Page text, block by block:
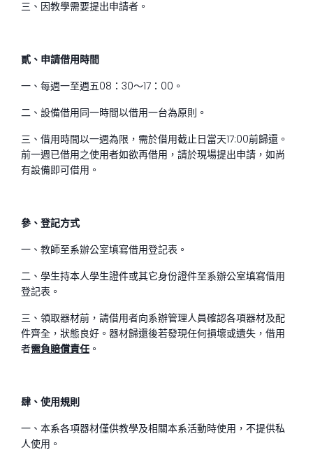
三、因教學需要提出申請者。
貳、申請借用時間
一、每週一至週五08：30～17：00。
二、設備借用同一時間以借用一台為原則。
三、借用時間以一週為限，需於借用截止日當天17:00前歸還。
前一週已借用之使用者如欲再借用，請於現場提出申請，如尚
有設備即可借用。
參、登記方式
一、教師至系辦公室填寫借用登記表。
二、學生持本人學生證件或其它身份證件至系辦公室填寫借用
登記表。
三、領取器材前，請借用者向系辦管理人員確認各項器材及配
件齊全，狀態良好。器材歸還後若發現任何損壞或遺失，借用
者需負賠償責任 。
肆、使用規則
一、本系各項器材僅供教學及相關本系活動時使用，不提供私
人使用。